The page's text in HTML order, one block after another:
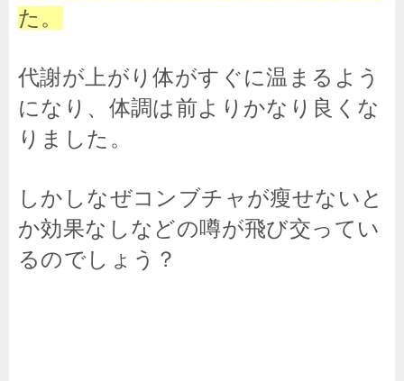
た。
代謝が上がり体がすぐに温まるよう
になり、体調は前よりかなり良くな
りました。
しかしなぜコンブチャが瘦せないと
か効果なしなどの噂が飛び交ってい
るのでしょう？